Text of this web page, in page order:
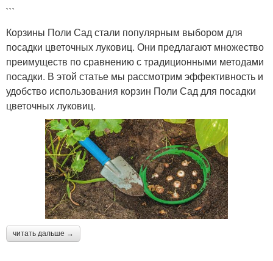
```
Корзины Поли Сад стали популярным выбором для
посадки цветочных луковиц. Они предлагают множество
преимуществ по сравнению с традиционными методами
посадки. В этой статье мы рассмотрим эффективность и
удобство использования корзин Поли Сад для посадки
цветочных луковиц.
читать дальше →